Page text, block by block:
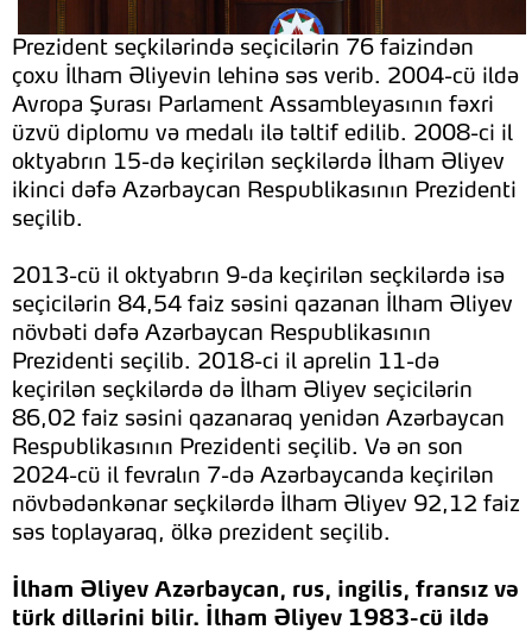
Prezident seçkilərində seçicilərin 76 faizindən
çoxu İlham Əliyevin lehinə səs verib. 2004-cü ildə
Avropa Şurası Parlament Assambleyasının fəxri
üzvü diplomu və medalı ilə təltif edilib. 2008-ci il
oktyabrın 15-də keçirilən seçkilərdə İlham Əliyev
ikinci dəfə Azərbaycan Respublikasının Prezidenti
seçilib.
2013-cü il oktyabrın 9-da keçirilən seçkilərdə isə
seçicilərin 84,54 faiz səsini qazanan İlham Əliyev
növbəti dəfə Azərbaycan Respublikasının
Prezidenti seçilib. 2018-ci il aprelin 11-də
keçirilən seçkilərdə də İlham Əliyev seçicilərin
86,02 faiz səsini qazanaraq yenidən Azərbaycan
Respublikasının Prezidenti seçilib. Və ən son
2024-cü il fevralın 7-də Azərbaycanda keçirilən
növbədənkənar seçkilərdə İlham Əliyev 92,12 faiz
səs toplayaraq, ölkə prezident seçilib.
İlham Əliyev Azərbaycan, rus, ingilis, fransız və
türk dillərini bilir. İlham Əliyev 1983-cü ildə